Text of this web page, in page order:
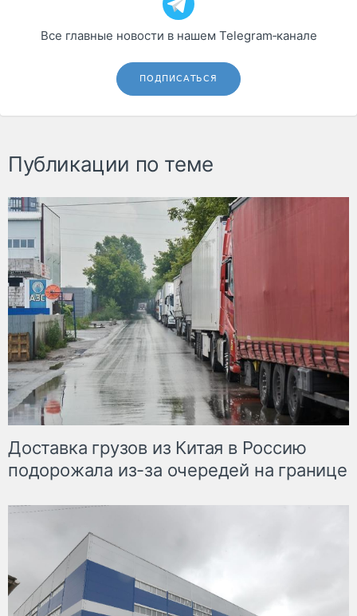
Все главные новости в нашем Telegram‑канале
ПОДПИСАТЬСЯ
Публикации по теме
Доставка грузов из Китая в Россию
подорожала из-за очередей на границе